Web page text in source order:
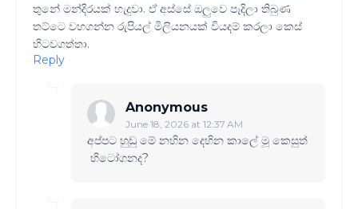
තුනේ මන්දිරයක් හැදුවා. ඒ අස්සේ ඔලුවෙ පෑදිලා තිබුණ
තට්ටෙ වහගන්න රුපියල් මිලියනයක් වියදම් කරලා කෙස්
හිටවගත්තා.
Reply
Anonymous
June 18, 2026 at 12:37 AM
අප්පට හුඩු මේ නහින දෙහින කාලේ මූ කෙසුත්
හිටෝගනද?